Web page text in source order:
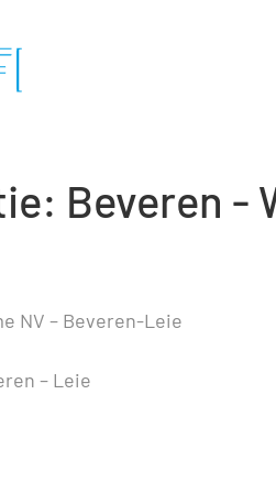
Beveren -
NV – Beveren-Leie
– Leie